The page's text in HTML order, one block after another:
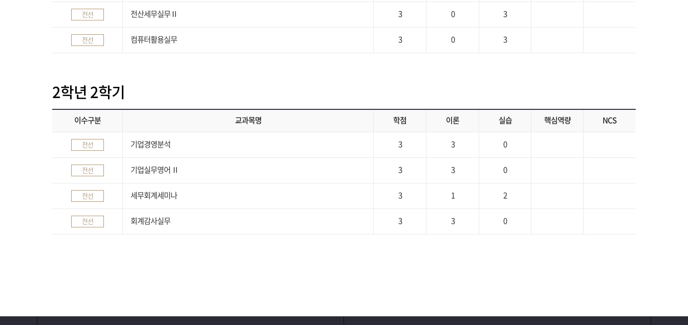
전선 전산세무실무Ⅱ 3 0 3
전선 컴퓨터활용실무 3 0 3
2학년 2학기
이수구분 교과목명 학점 이론 실습 핵심역량 NCS
전선 기업경영분석 3 3 0
전선 기업실무영어 Ⅱ 3 3 0
전선 세무회계세미나 3 1 2
전선 회계감사실무 3 3 0